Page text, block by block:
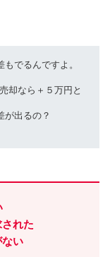
でるんですよ。
却なら＋５万円と
が出るの？
れた
い